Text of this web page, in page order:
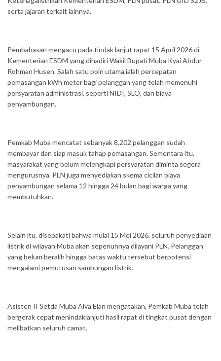
serta jajaran terkait lainnya.
Pembahasan mengacu pada tindak lanjut rapat 15 April 2026 di
Kementerian ESDM yang dihadiri Wakil Bupati Muba Kyai Abdur
Rohman Husen. Salah satu poin utama ialah percepatan
pemasangan kWh meter bagi pelanggan yang telah memenuhi
persyaratan administrasi, seperti NIDI, SLO, dan biaya
penyambungan.
Pemkab Muba mencatat sebanyak 8.202 pelanggan sudah
membayar dan siap masuk tahap pemasangan. Sementara itu,
masyarakat yang belum melengkapi persyaratan diminta segera
mengurusnya. PLN juga menyediakan skema cicilan biaya
penyambungan selama 12 hingga 24 bulan bagi warga yang
membutuhkan.
Selain itu, disepakati bahwa mulai 15 Mei 2026, seluruh penyediaan
listrik di wilayah Muba akan sepenuhnya dilayani PLN. Pelanggan
yang belum beralih hingga batas waktu tersebut berpotensi
mengalami pemutusan sambungan listrik.
Asisten II Setda Muba Alva Elan mengatakan, Pemkab Muba telah
bergerak cepat menindaklanjuti hasil rapat di tingkat pusat dengan
melibatkan seluruh camat.